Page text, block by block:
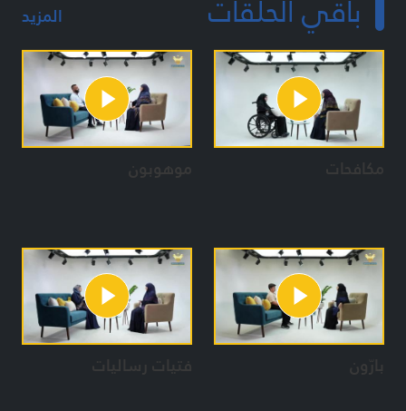
للفئة العمرية (١٢-22 سنة)
برنامج غير نمطي الطرح والعرض يتناسب مع طبيعة هذه الفئة
المستهدفة
كل حلقة عبارة عن دردشات جماعية أو فردية بين المقدمة والفتية او
الفتيات في اطار تفاعلي بسيط مع مشاركة وتداخل في نشاط
معين هادف
الدردشات منفصلة بين الفتية والفتيات
يعمل البرنامج في الطرح والعرض على ٣ مسارات في كل حلقة:
١- تقديم النموذج الجميل والذي نطمح أن يكون عليه الفتية
لتعزيز اهمية النموذج الجميل
٣- تعميم ونشر العوامل التي ساعدت في تأصيل الايمان والوعي
عن الشباب اليافع
باقي الحلقات المزيد
مكافحات موهوبون
بارّون فتيات رساليات